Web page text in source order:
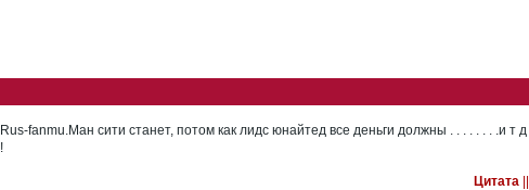
Rus-fanmu.Ман сити станет, потом как лидс юнайтед все деньги должны . . . . . . . .и т д
!
Цитата ||